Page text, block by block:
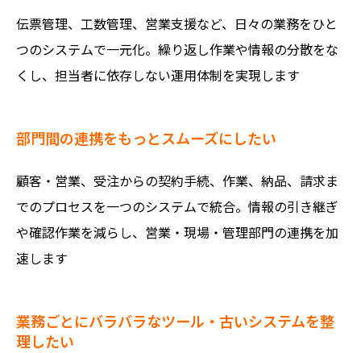
伝票管理、工数管理、営業支援など、日々の業務をひと
つのシステムで一元化。繰り返し作業や情報の分散をな
くし、担当者に依存しない運用体制を実現します
部門間の連携をもっとスムーズにしたい
顧客・営業、受注からの契約手続、作業、納品、請求ま
でのプロセスを一つのシステムで統合。情報の引き継ぎ
や確認作業を減らし、営業・現場・管理部門の連携を加
速します
業務ごとにバラバラなツール・古いシステムを整
理したい